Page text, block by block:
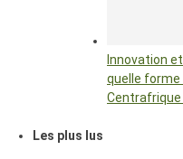
Innovation
quelle forme
Centrafrique
Les plus lus